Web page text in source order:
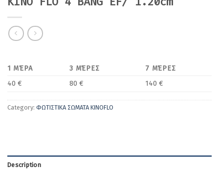
1 ΜΈΡΑ 3 ΜΈΡΕΣ
7 ΜΈΡΕΣ
40 €
80 € 140 €
Category: ΦΩΤΙΣΤΙΚΑ ΣΩΜΑΤΑ KINOFLO
Description